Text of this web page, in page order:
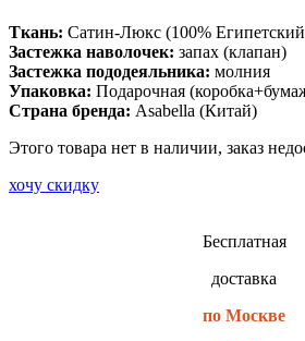
Ткань: Сатин-Люкс (100%
Застежка наволочек: запах (клапан)
Застежка пододеяльника: молния
Упаковка: Подарочная
Страна бренда: Asabella (Китай)
Этого товара нет в наличии, заказ
хочу скидку
Бесплатная
доставка
по Москве